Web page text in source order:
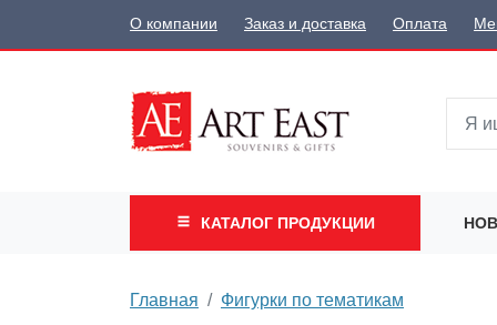
О компании Заказ и доставка Оплата
КАТАЛОГ ПРОДУКЦИИ
Главная Фигурки по тематикам